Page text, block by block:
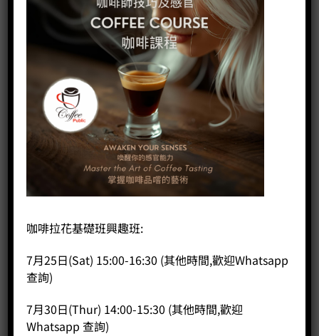
林先生亦為學校和不同教育機構，如協康會，ＹＭＣ
Ａ…設計和教授適合有特殊教育需要SEN(Special
Education Need)學童的課程。
此外，亦為聽障人仕提供咖啡師訓練課程。在Coffee
Public 旗下的外賣咖啡店Coffee Station 亦有和聾協
合作，給予聽障咖啡師提供實習機會。
導師
Sam Ng
2017 Aeropress Championship – HK region Top
愛樂壓大賽香港區前八
咖啡拉花基礎班興趣班:
7月25日(Sat) 15:00-16:30 (其他時間,歡迎Whatsapp
查詢)
7月30日(Thur) 14:00-15:30 (其他時間,歡迎
Whatsapp 查詢)